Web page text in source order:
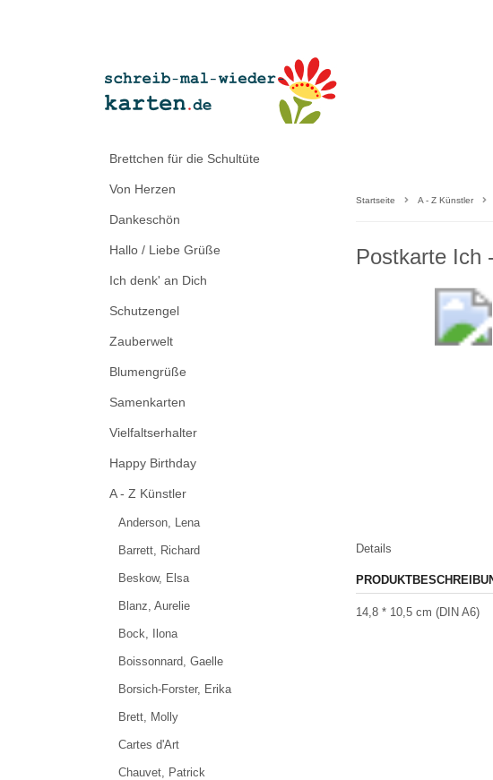
Startseite A - Z Künstler
Postkarte Ich
Details
14,8 * 10,5 cm (DIN A6)
Brettchen für die Schultüte
Von Herzen
Dankeschön
Hallo / Liebe Grüße
Ich denk' an Dich
Schutzengel
Zauberwelt
Blumengrüße
Samenkarten
Vielfaltserhalter
Happy Birthday
A - Z Künstler
Anderson, Lena
Barrett, Richard
Beskow, Elsa
Blanz, Aurelie
Bock, Ilona
Boissonnard, Gaelle
Borsich-Forster, Erika
Brett, Molly
Cartes d'Art
Chauvet, Patrick